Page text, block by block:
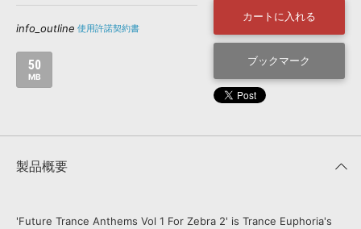
次世代型 ボーカル・エディタ
APS 映像のBGM・セリフを音声分離
info_outline 使用許諾契約書
50
MB
カートに入れる
ブックマーク
製品概要
'Future Trance Anthems Vol 1 For Zebra 2' is Trance Euphoria's